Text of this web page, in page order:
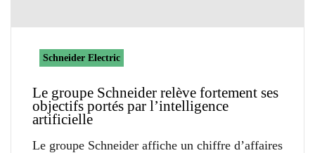
Schneider Electric
Le groupe Schneider relève fortement ses
objectifs portés par l’intelligence
artificielle
Le groupe Schneider affiche un chiffre d’affaires